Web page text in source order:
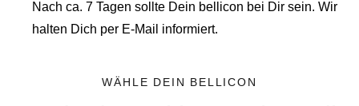
Nach ca. 7 Tagen sollte Dein bellicon bei Dir sein. Wir
halten Dich per E-Mail informiert.
WÄHLE DEIN BELLICON